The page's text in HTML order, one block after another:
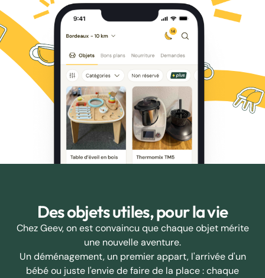
Des objets utiles, pour la vie
Chez Geev, on est convaincu que chaque objet mérite
une nouvelle aventure.
Un déménagement, un premier appart, l'arrivée d'un
bébé ou juste l'envie de faire de la place : chaque